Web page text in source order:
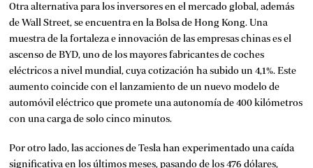
Otra alternativa para los inversores en el mercado global, además
de Wall Street, se encuentra en la Bolsa de Hong Kong. Una
muestra de la fortaleza e innovación de las empresas chinas es el
ascenso de BYD, uno de los mayores fabricantes de coches
eléctricos a nivel mundial, cuya cotización ha subido un 4,1%. Este
aumento coincide con el lanzamiento de un nuevo modelo de
automóvil eléctrico que promete una autonomía de 400 kilómetros
con una carga de solo cinco minutos.
Por otro lado, las acciones de Tesla han experimentado una caída
significativa en los últimos meses, pasando de los 476 dólares,